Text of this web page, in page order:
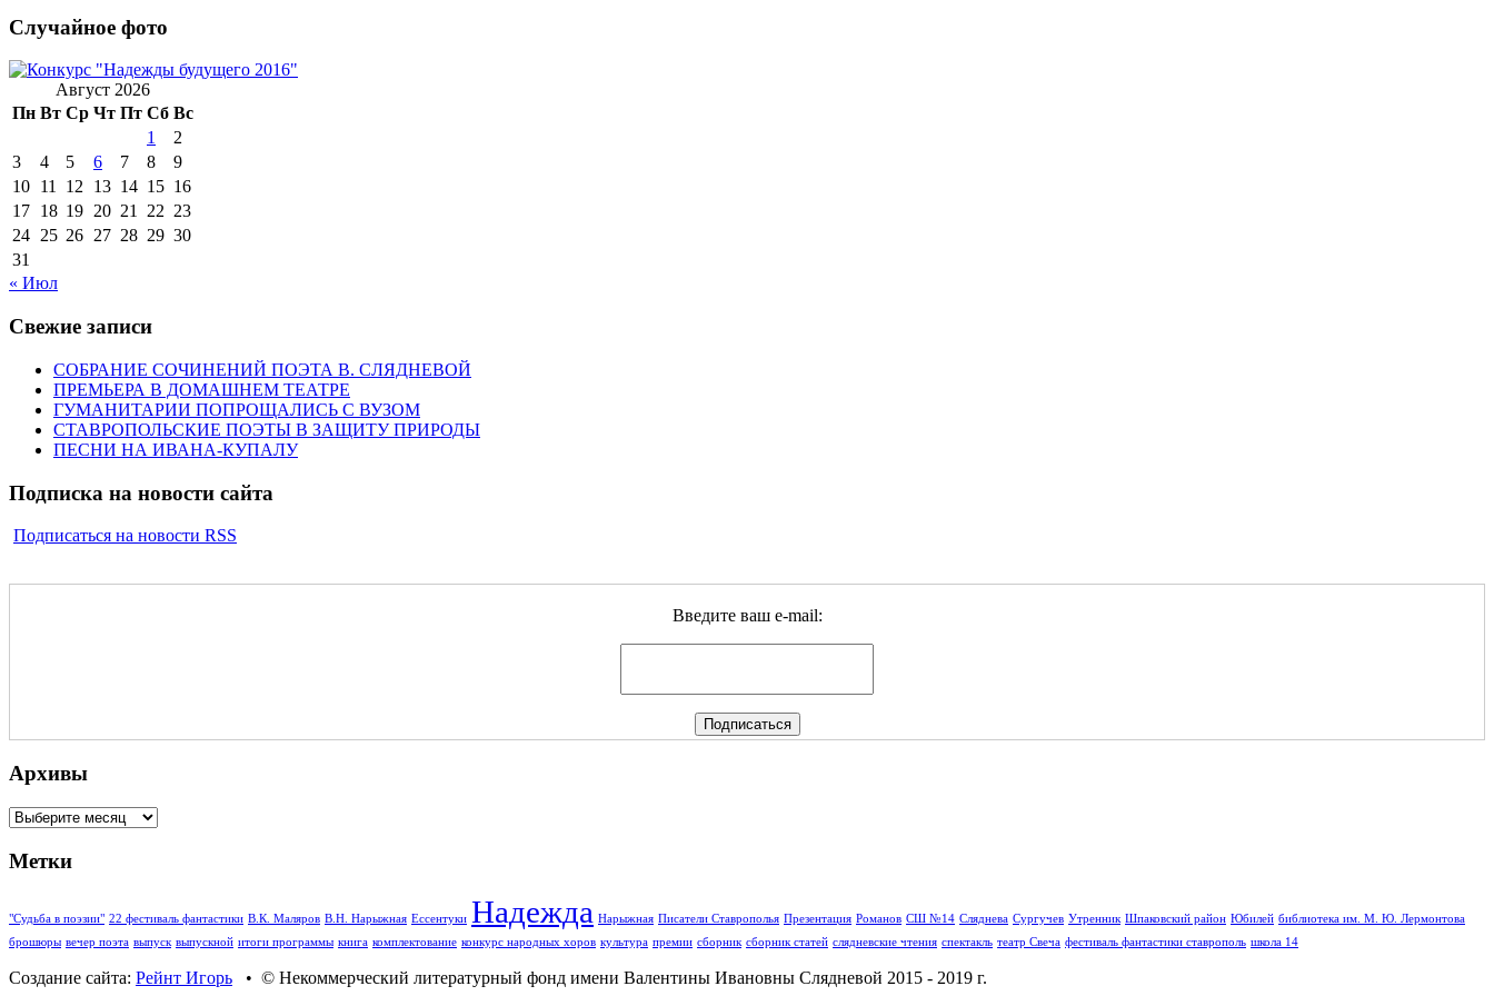
Случайное фото
Август 2026
Пн Вт Ср Чт Пт Сб Вс
1
2
3
4 5 6 7 8
9
10 11 12 13 14 15 16
17 18 19 20 21 22 23
24 25 26 27 28 29 30
31
« Июл
Свежие записи
СОБРАНИЕ СОЧИНЕНИЙ ПОЭТА В. СЛЯДНЕВОЙ
ПРЕМЬЕРА В ДОМАШНЕМ ТЕАТРЕ
ГУМАНИТАРИИ ПОПРОЩАЛИСЬ С ВУЗОМ
СТАВРОПОЛЬСКИЕ ПОЭТЫ В ЗАЩИТУ ПРИРОДЫ
ПЕСНИ НА ИВАНА-КУПАЛУ
Подписка на новости сайта
Подписаться на новости RSS
Введите ваш e-mail:
Архивы
Архивы
Метки
"Судьба в поэзии" 22 фестиваль фантастики В.К. Маляров В.Н. Нарыжная Ессентуки Надежда Нарыжная Писатели Ставрополья Презентация Романов СШ №14 Сляднева Сургучев Утренник Шпаковский район Юбилей библиотека им. М. Ю. Лермонтова
брошюры вечер поэта выпуск выпускной итоги программы книга комплектование конкурс народных хоров культура премии сборник сборник статей слядневские чтения спектакль театр Свеча фестиваль фантастики ставрополь школа 14
Создание сайта: Рейнт Игорь • © Некоммерческий литературный фонд имени Валентины Ивановны Слядневой 2015 - 2019 г.